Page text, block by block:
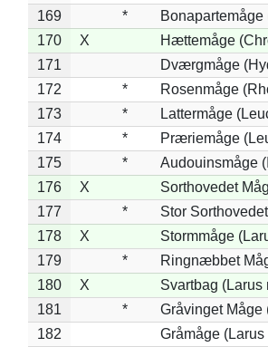
169
*
170
X
Hættemåge
171
Dværgmåge
172
*
Rosenmåge
173
*
Lattermåge
174
*
Præriemåge
175
*
Audouinsmåge
176
X
Sorthovedet
177
*
Stor
178
X
Stormmåge
179
*
Ringnæbbet
180
X
Svartbag (Larus
181
*
Gråvinget Måge
182
Gråmåge